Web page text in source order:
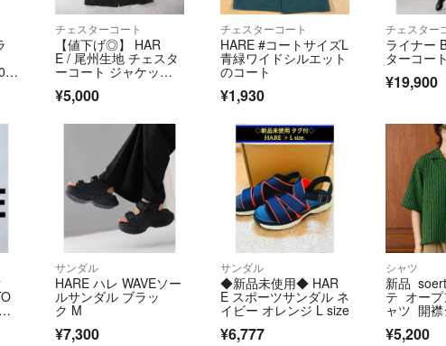
す。
ご注文いただいてから
■返品について
・不良品の場合は、返品
もらう場合がございます。
・品質管理には充分留意
違う場合や、商品の破損
商品到着後７日以内に弊
い。
・返品商品の到着後、お
金いたします。
・なお、お客様のご都合
■配送について
基本的に佐川急便で配
＝＝＝＝＝＝＝＝＝＝＝
こちらのアカウントはラ
ポットによって運営され
チェスターコート
【値下げ◎】 HAR
E / 尾州生地 チェスタ
ーコート ジャケッ
ト アウター M
¥5,000
チェスターコート
HARE #コートサイズL
青緑ワイドシルエット
のコート
¥1,930
チェスター
ライナー
ターコー
¥19,900
サンダル
HARE ハレ WAVEソー
ルサンダル ブラッ
ク M
¥7,300
サンダル
◆新品未使用◆ HAR
E スポーツサンダル ネ
イビー オレンジ L size
¥6,777
シャツ
新品
テ オープ
ャツ 開襟
¥5,200